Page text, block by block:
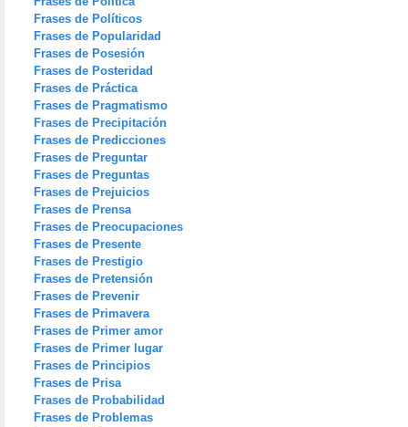
Frases de Políticos
Frases de Popularidad
Frases de Posesión
Frases de Posteridad
Frases de Práctica
Frases de Pragmatismo
Frases de Precipitación
Frases de Predicciones
Frases de Preguntar
Frases de Preguntas
Frases de Prejuicios
Frases de Prensa
Frases de Preocupaciones
Frases de Presente
Frases de Prestigio
Frases de Pretensión
Frases de Prevenir
Frases de Primavera
Frases de Primer amor
Frases de Primer lugar
Frases de Principios
Frases de Prisa
Frases de Probabilidad
Frases de Problemas